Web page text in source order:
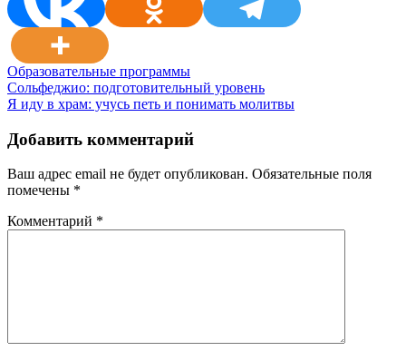
Образовательные программы
Навигация
по
записям
Сольфеджио: подготовительный уровень
Я иду в храм: учусь петь и понимать молитвы
Добавить комментарий
Ваш адрес email не будет опубликован. Обязательные поля
помечены *
Комментарий *